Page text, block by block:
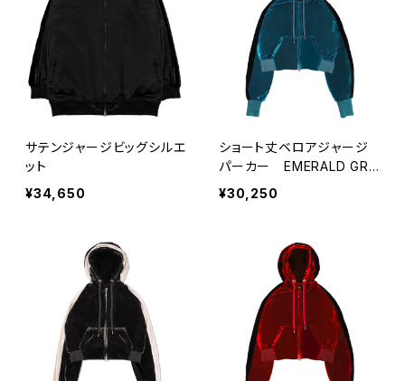
サテンジャージビッグシルエ
ット
¥34,650
ショート丈ベロアジャージ
パーカー EMERALD GRE
EN
¥30,250